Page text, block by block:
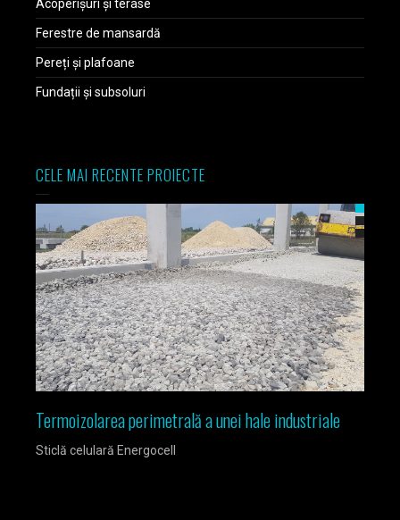
Acoperișuri și terase
Ferestre de mansardă
Pereți și plafoane
Fundații și subsoluri
CELE MAI RECENTE PROIECTE
Termoizolarea perimetrală a unei hale industriale
Sticlă celulară Energocell